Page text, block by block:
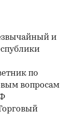
и
по
вопросам